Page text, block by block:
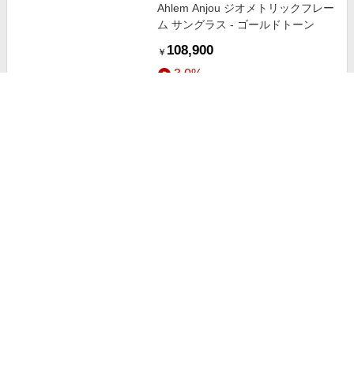
Ahlem Anjou ジオメトリックフレー
ム サングラス - ゴールドトーン
￥ 108,900
3.0%